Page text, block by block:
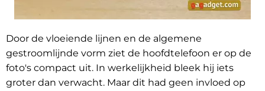
Door de vloeiende lijnen en de algemene
gestroomlijnde vorm ziet de hoofdtelefoon er op de
foto's compact uit. In werkelijkheid bleek hij iets
groter dan verwacht. Maar dit had geen invloed op